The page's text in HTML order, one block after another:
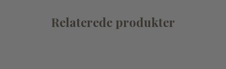
Relaterede produkter